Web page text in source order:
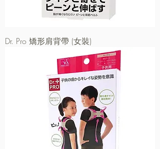
Dr. Pro 矯形肩背帶 (女裝)